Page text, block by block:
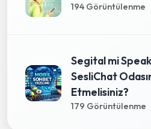
194 Görüntülenme
Segital mi
SesliChat
Etmelisiniz?
179 Görüntülenme